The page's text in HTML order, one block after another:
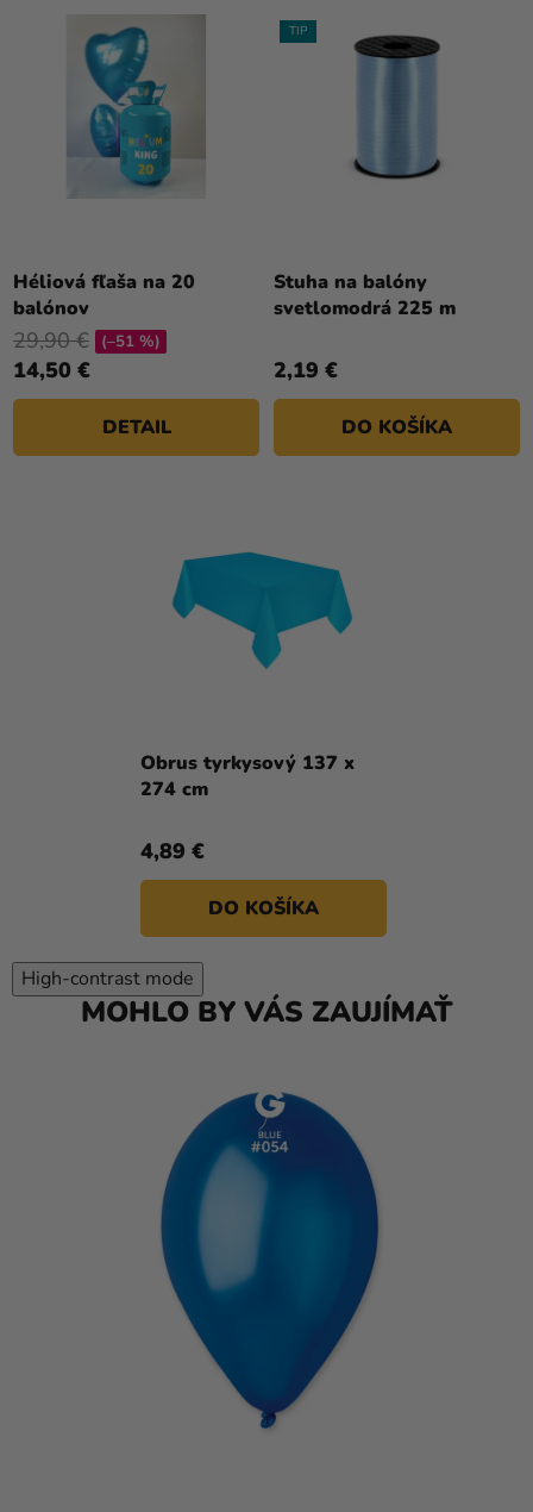
Héliová fľaša na 20
balónov
hodnotenie
je
5,0
5
hviezdičiek.
14,50 €
29,90 € (–51 %)
DETAIL
TIP
Stuha na balóny
svetlomodrá 225 m
hodnotenie
produktu
5
hviezdičiek.
2,19 €
DO KOŠÍKA
Obrus tyrkysový 137 x
274 cm
4,89 €
DO KOŠÍKA
High-contrast mode
MOHLO BY VÁS ZAUJÍMAŤ